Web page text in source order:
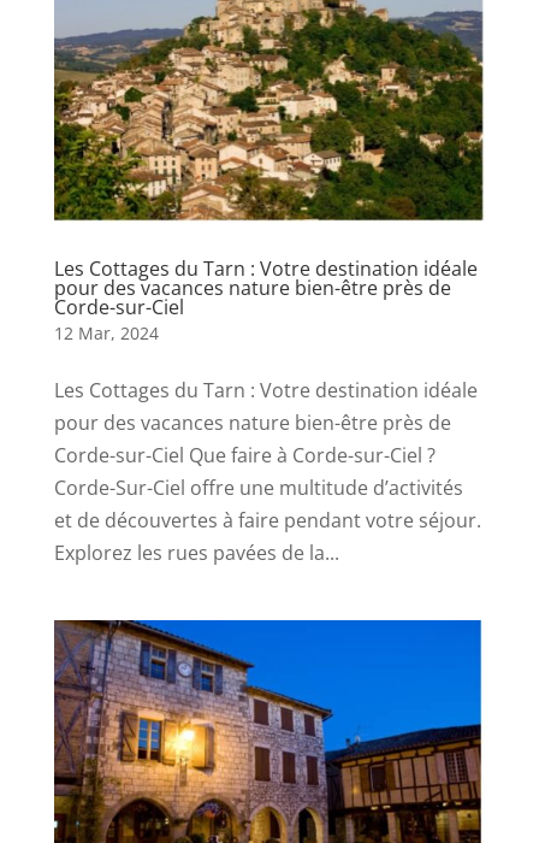
Les Cottages du Tarn : Votre destination idéale
pour des vacances nature bien-être près de
Corde-sur-Ciel
12 Mar, 2024
Les Cottages du Tarn : Votre destination idéale
pour des vacances nature bien-être près de
Corde-sur-Ciel Que faire à Corde-sur-Ciel ?
Corde-Sur-Ciel offre une multitude d’activités
et de découvertes à faire pendant votre séjour.
Explorez les rues pavées de la...